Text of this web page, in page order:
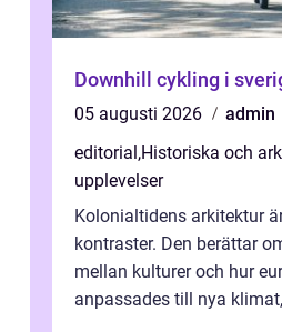
Downhill cykling i
05 augusti 2026
admin
editorial ,Historiska och
upplevelser
Kolonialtidens arkitektur
kontraster. Den berättar
mellan kulturer och hur
anpassades till nya